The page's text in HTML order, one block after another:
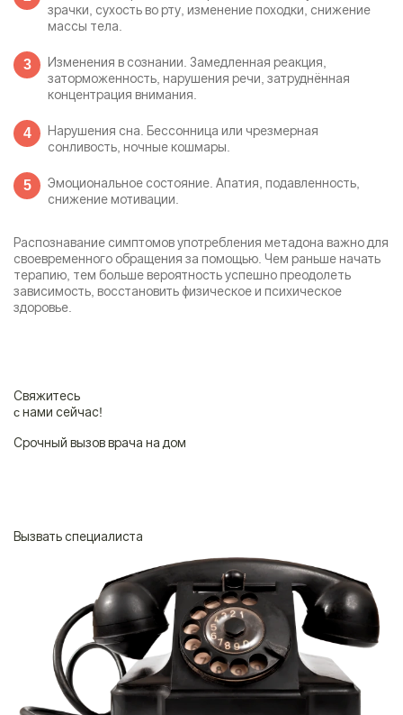
зрачки, сухость во рту, изменение походки, снижение
массы тела.
Изменения в сознании. Замедленная реакция,
заторможенность, нарушения речи, затруднённая
концентрация внимания.
Нарушения сна. Бессонница или чрезмерная
сонливость, ночные кошмары.
Эмоциональное состояние. Апатия, подавленность,
снижение мотивации.
Распознавание симптомов употребления метадона важно для
своевременного обращения за помощью. Чем раньше начать
терапию, тем больше вероятность успешно преодолеть
зависимость, восстановить физическое и психическое
здоровье.
Свяжитесь
c нами сейчас!
Срочный вызов врача на дом
Вызвать специалиста